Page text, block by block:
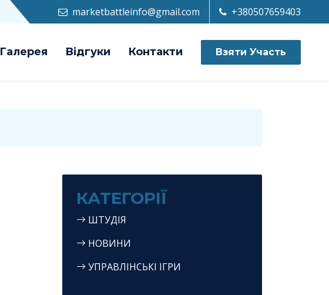
marketbattleinfo@gmail.com +380507659403
Галерея Відгуки Контакти Взяти Участь
КАТЕГОРІЇ
ШТУДІЯ
НОВИНИ
УПРАВЛІНСЬКІ ІГРИ